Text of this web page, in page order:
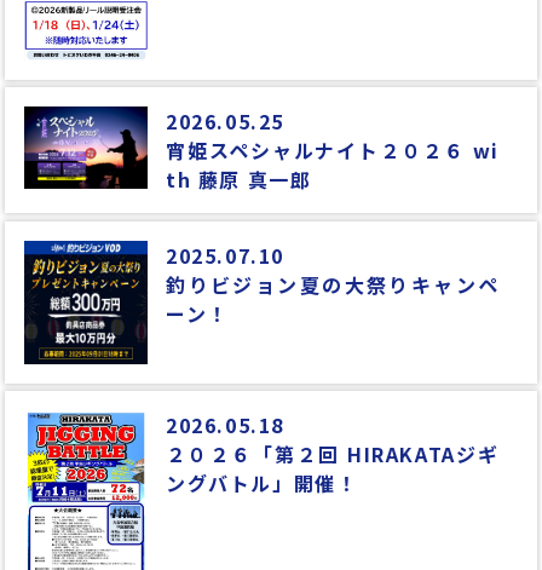
2026.05.25
宵姫スペシャルナイト２０２６ wi
th 藤原 真一郎
2025.07.10
釣りビジョン夏の大祭りキャンペ
ーン！
2026.05.18
２０２６「第２回 HIRAKATAジギ
ングバトル」開催！